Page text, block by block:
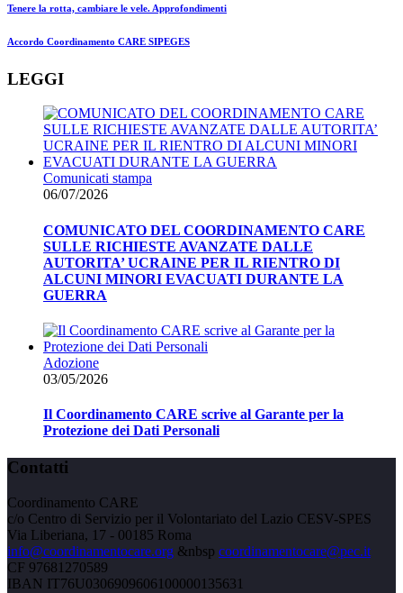
Precedente
Tenere la rotta, cambiare le vele. Approfondimenti
Il
Accordo Coordinamento CARE SIPEGES
LEGGI
Comunicati stampa
06/07/2026
COMUNICATO DEL COORDINAMENTO CARE
SULLE RICHIESTE AVANZATE DALLE
AUTORITA’ UCRAINE PER IL RIENTRO DI
ALCUNI MINORI EVACUATI DURANTE LA
GUERRA
Adozione
03/05/2026
Il Coordinamento CARE scrive al Garante per la
Protezione dei Dati Personali
Contatti
Coordinamento CARE
c/o Centro di Servizio per il Volontariato del Lazio CESV-SPES
Via Liberiana, 17 - 00185 Roma
info@coordinamentocare.org &nbsp coordinamentocare@pec.it
CF 97681270589
IBAN IT76U0306909606100000135631